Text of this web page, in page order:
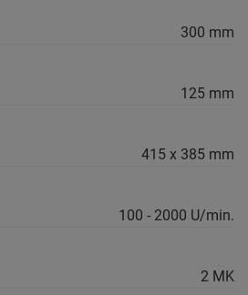
300 mm
125 mm
415 x 385 mm
100 - 2000 U/min.
2 MK